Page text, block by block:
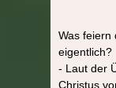
Was feiern
eigentlich?
- Laut der
Christus